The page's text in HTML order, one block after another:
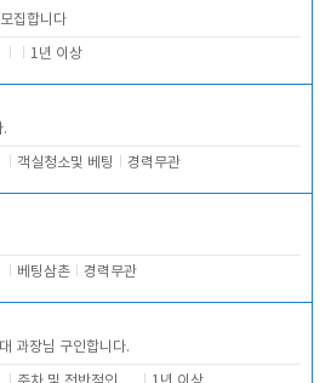
집합니다
1년 이상
.
객실청소및 베팅 경력무관
베팅삼촌 경력무관
과장님 구인합니다.